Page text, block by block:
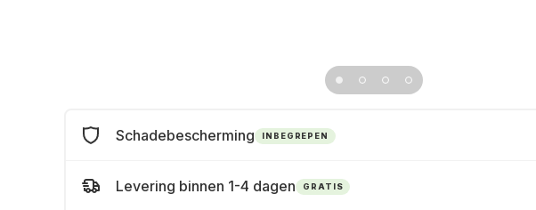
Schadebescherming INBEGREPEN
Levering binnen 1-4 dagen GRATIS